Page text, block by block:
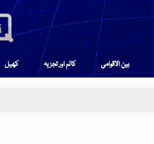
کھیل کالم اور تجزیہ بین الاقوامی